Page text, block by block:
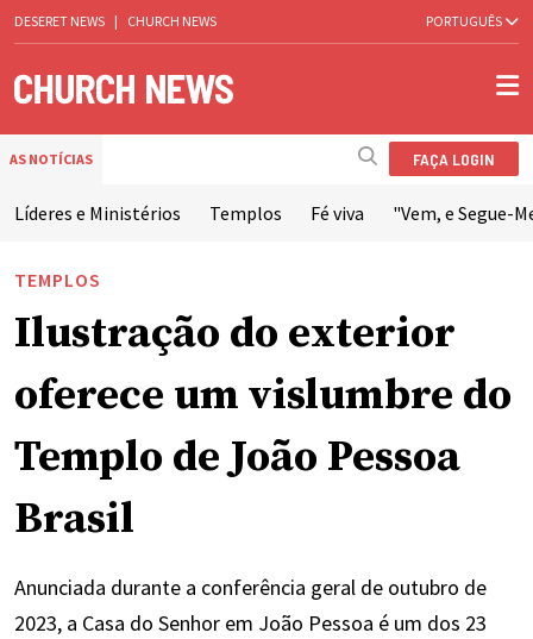
DESERET NEWS | CHURCH NEWS PORTUGUÊS
AS NOTÍCIAS FAÇA LOGIN
Líderes e Ministérios Templos Fé viva "Vem, e Segue-
TEMPLOS
Ilustração do exterior
oferece um vislumbre do
Templo de João Pessoa
Brasil
Anunciada durante a conferência geral de outubro de
2023, a Casa do Senhor em João Pessoa é um dos 23